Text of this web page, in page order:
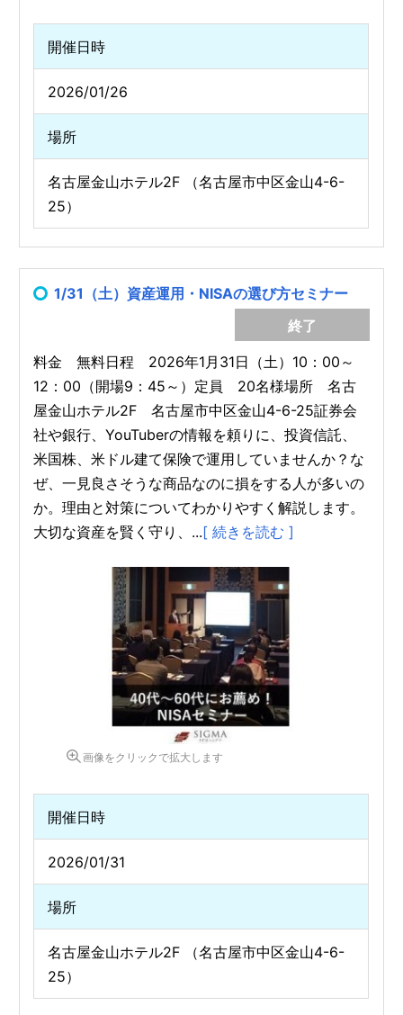
開催日時
2026/01/26
場所
名古屋金山ホテル2F （名古屋市中区金山4-6-
25）
1/31（土）資産運用・NISAの選び方セミナー
終了
料金 無料日程 2026年1月31日（土）10：00～
12：00（開場9：45～）定員 20名様場所 名古
屋金山ホテル2F 名古屋市中区金山4-6-25証券会
社や銀行、YouTuberの情報を頼りに、投資信託、
米国株、米ドル建て保険で運用していませんか？な
ぜ、一見良さそうな商品なのに損をする人が多いの
か。理由と対策についてわかりやすく解説します。
大切な資産を賢く守り、...[ 続きを読む ]
画像をクリックで拡大します
開催日時
2026/01/31
場所
名古屋金山ホテル2F （名古屋市中区金山4-6-
25）